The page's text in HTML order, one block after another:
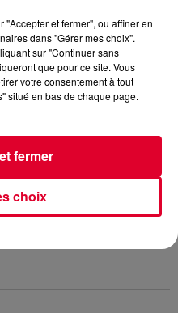
et fermer", ou affiner en
dans "Gérer mes choix".
sur "Continuer sans
que pour ce site. Vous
votre consentement à tout
situé en bas de chaque page.
choix
fermer